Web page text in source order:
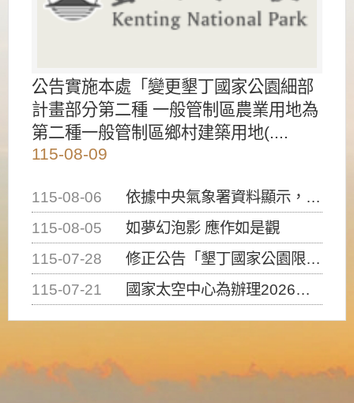
公告實施本處「變更墾丁國家公園細部
計畫部分第二種 一般管制區農業用地為
第二種一般管制區鄉村建築用地(....
115-08-09
115-08-06
依據中央氣象署資料顯示，白海豚颱風持續接近臺灣，請密切注意動向及早完成防災應變準備
115-08-05
如夢幻泡影 應作如是觀
115-07-28
修正公告「墾丁國家公園限制水域遊憩活動之種類、範圍、時間及行為」，自即日生效。
115-07-21
國家太空中心為辦理2026台灣盃火箭競賽，陸、海、空域警戒及協調相關事宜，因颱風備案事宜